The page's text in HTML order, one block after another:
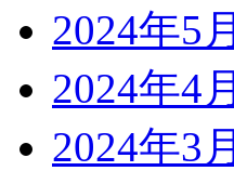
2024年5月
2024年4月
2024年3月